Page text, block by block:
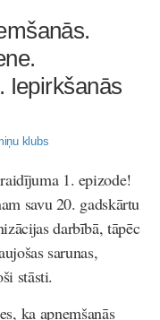
Iepirkšanās
klubs
1. epizode!
savu 20. gadskārtu
darbībā, tāpēc
sarunas,
stāsti.
ka apņemšanās